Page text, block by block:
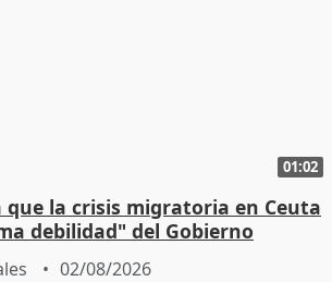
01:02
que la crisis migratoria en Ceuta
debilidad" del Gobierno
02/08/2026